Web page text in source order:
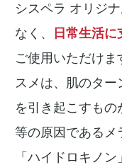
シスペラ オリジ
なく、
日常生活
ご使用いただけま
スメは、肌のタ
を引き起こすもの
等の原因であるメ
「ハイドロキノ